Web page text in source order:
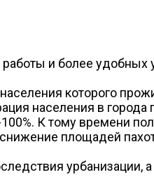
и более
которого
населения в
К тому времени
площадей
урбанизации,